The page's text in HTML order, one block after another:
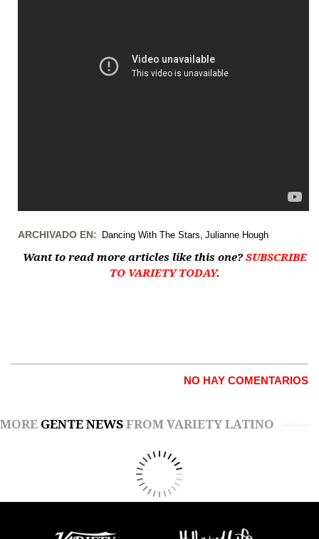
ARCHIVADO EN: Dancing With The Stars Julianne Hough
Want to read more articles like this one?SUBSCRIBE
TO VARIETY TODAY.
NO HAY COMENTARIOS
MORE GENTE NEWS FROM VARIETY LATINO